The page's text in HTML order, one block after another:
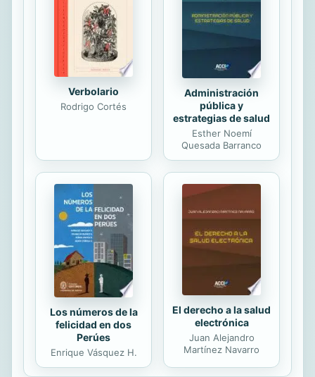
Verbolario
Rodrigo Cortés
Administración
pública y
estrategias de salud
Esther Noemí
Quesada Barranco
Los números de la
felicidad en dos
Perúes
Enrique Vásquez H.
El derecho a la salud
electrónica
Juan Alejandro
Martínez Navarro